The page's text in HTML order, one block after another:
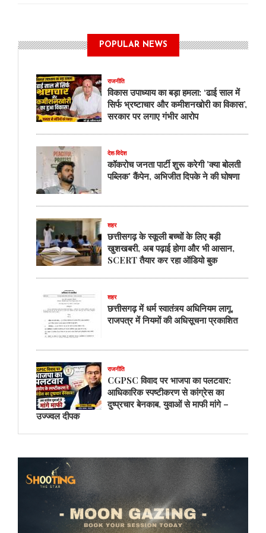
POPULAR NEWS
राजनीति
विकास उपाध्याय का बड़ा हमला: ‘ढाई साल में
सिर्फ भ्रष्टाचार और कमीशनखोरी का विकास’,
सरकार पर लगाए गंभीर आरोप
देश-विदेश
कॉकरोच जनता पार्टी शुरू करेगी 'क्या बोलती
पब्लिक' कैंपेन, अभिजीत दिपके ने की घोषणा
शहर
छत्तीसगढ़ के स्कूली बच्चों के लिए बड़ी
खुशखबरी, अब पढ़ाई होगा और भी आसान,
SCERT तैयार कर रहा ऑडियो बुक
शहर
छत्तीसगढ़ में धर्म स्वातंत्र्य अधिनियम लागू,
राजपत्र में नियमों की अधिसूचना प्रकाशित
राजनीति
CGPSC विवाद पर भाजपा का पलटवार:
आधिकारिक स्पष्टीकरण से कांग्रेस का
दुष्प्रचार बेनकाब, युवाओं से माफी मांगे –
उज्ज्वल दीपक